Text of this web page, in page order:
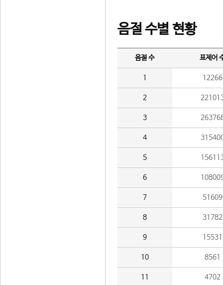
음절 수별 현황
음절 수 표제어
1 12266
2
3
4
5
6
7 51609
8 31782
9 15531
10 8561
11 4702